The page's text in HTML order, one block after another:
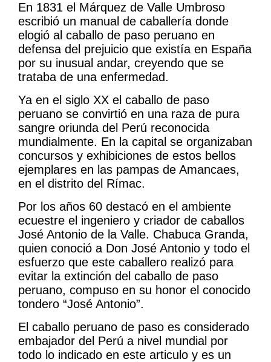
En 1831 el Márquez de Valle Umbroso
escribió un manual de caballería donde
elogió al caballo de paso peruano en
defensa del prejuicio que existía en España
por su inusual andar, creyendo que se
trataba de una enfermedad.
Ya en el siglo XX el caballo de paso
peruano se convirtió en una raza de pura
sangre oriunda del Perú reconocida
mundialmente. En la capital se organizaban
concursos y exhibiciones de estos bellos
ejemplares en las pampas de Amancaes,
en el distrito del Rímac.
Por los años 60 destacó en el ambiente
ecuestre el ingeniero y criador de caballos
José Antonio de la Valle. Chabuca Granda,
quien conoció a Don José Antonio y todo el
esfuerzo que este caballero realizó para
evitar la extinción del caballo de paso
peruano, compuso en su honor el conocido
tondero “José Antonio”.
El caballo peruano de paso es considerado
embajador del Perú a nivel mundial por
todo lo indicado en este articulo y es un